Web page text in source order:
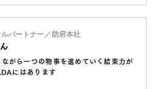
ルパートナー／防府本社
がら一つの物事を進めていく結束力が
にはあります